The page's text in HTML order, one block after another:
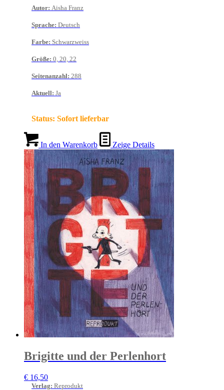
Autor: Aisha Franz
Sprache: Deutsch
Farbe: Schwarzweiss
Größe: 0, 20, 22
Seitenanzahl: 288
Aktuell: Ja
Status: Sofort lieferbar
In den Warenkorb Zeige Details
Brigitte und der Perlenhort
€ 16,50
Verlag: Reprodukt